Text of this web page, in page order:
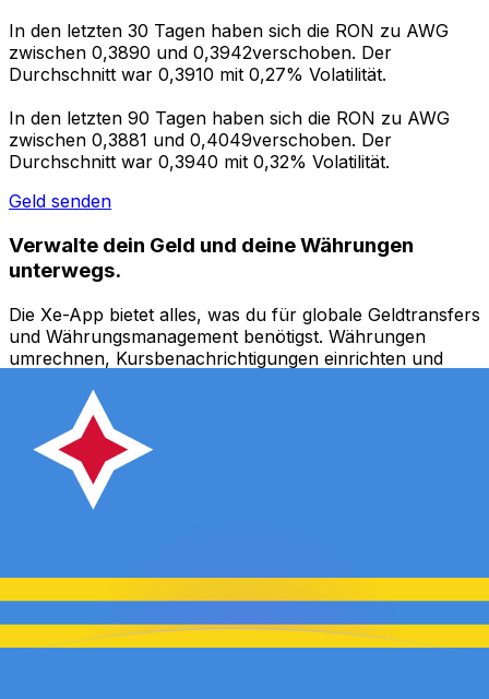
In den letzten 30 Tagen haben sich die RON zu AWG
zwischen 0,3890 und 0,3942verschoben. Der
Durchschnitt war 0,3910 mit 0,27% Volatilität.
In den letzten 90 Tagen haben sich die RON zu AWG
zwischen 0,3881 und 0,4049verschoben. Der
Durchschnitt war 0,3940 mit 0,32% Volatilität.
Geld senden
Verwalte dein Geld und deine Währungen
unterwegs.
Die Xe-App bietet alles, was du für globale Geldtransfers
und Währungsmanagement benötigst. Währungen
umrechnen, Kursbenachrichtigungen einrichten und
Gebühren. Heute herunterladen!